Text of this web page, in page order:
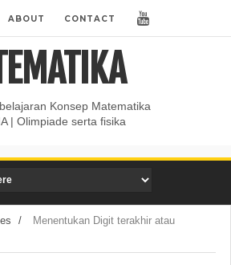
ABOUT CONTACT
Konsep Matematika
| Olimpiade serta fisika
/
Menentukan Digit terakhir atau